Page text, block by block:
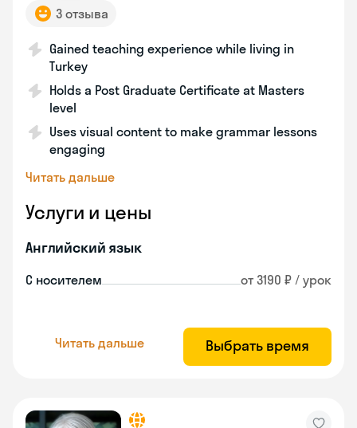
3 отзыва
Gained teaching experience while living in
Turkey
Holds a Post Graduate Certificate at Masters
level
Uses visual content to make grammar lessons
engaging
Читать дальше
Услуги и цены
Английский язык
С носителем от 3190 ₽ / урок
Читать дальше Выбрать время